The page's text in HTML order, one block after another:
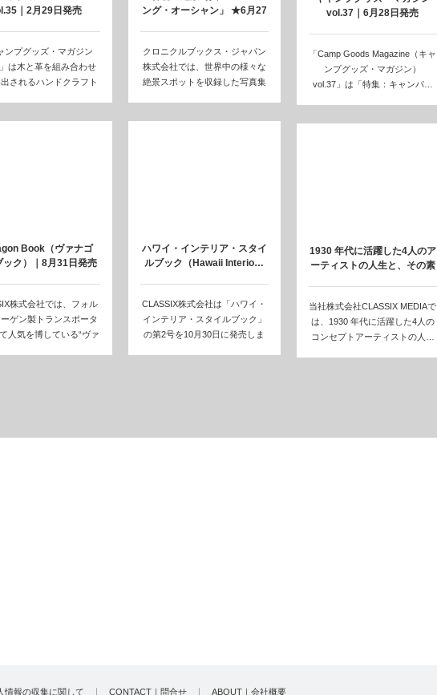
｜2月29日発売
ンプグッズ・マガジン
は木と革を組み合わせ
されるハンドクラフト
ング・オーシャン」 ★6月27
クロニクルブックス・ジャパン
株式会社では、世界中の様々な
絶景スポットを収録した写真集
vol.37｜6月28日発売
「Camp Goods Magazine（キャ
ンプグッズ・マガジン）
vol.37」は「特集：キャンパ…
Book（ヴァナゴ
ック）｜8月31日発売
株式会社では、フォル
ゲン製トランスポータ
人気を博している“ヴァ
ハワイ・インテリア・スタイ
ルブック（Hawaii Interio…
CLASSIX株式会社は「ハワイ・
インテリア・スタイルブック」
の第2号を10月30日に発売しま
1930 年代に活躍した4人のア
ーティストの人生と、その素
当社株式会社CLASSIX MEDIAで
は、1930 年代に活躍した4人の
コンセプトアーティストの人…
情報の収集に関して CONTACT｜問合せ ABOUT｜会社概要